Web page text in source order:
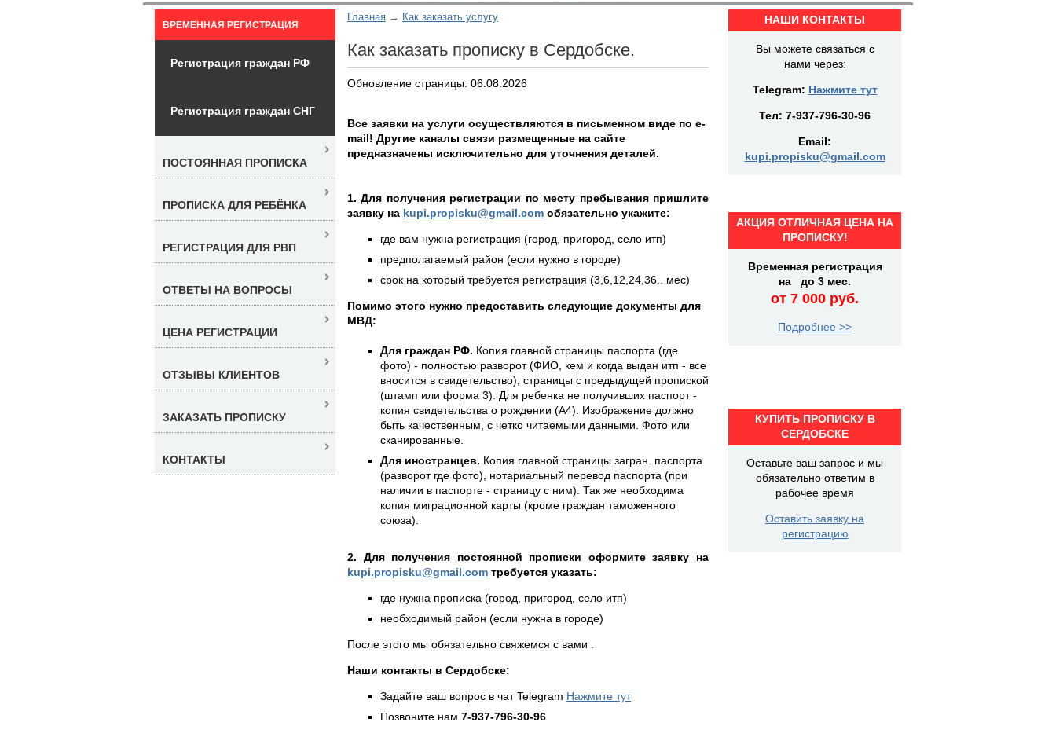
Главная Как заказать услугу
Как заказать прописку в Сердобске.
Обновление страницы: 06.08.2026
Все заявки на услуги осуществляются в письменном виде по e-
mail! Другие каналы связи размещенные на сайте
предназначены исключительно для уточнения деталей.
1. Для получения регистрации по месту пребывания пришлите
заявку на kupi.propisku@gmail.com обязательно укажите:
где вам нужна регистрация (город, пригород, село итп)
предполагаемый район (если нужно в городе)
срок на который требуется регистрация (3,6,12,24,36.. мес)
Помимо этого нужно предоставить следующие документы для
МВД:
Для граждан РФ. Копия главной страницы паспорта (где
фото) - полностью разворот (ФИО, кем и когда выдан итп - все
вносится в свидетельство), страницы с предыдущей пропиской
(штамп или форма 3). Для ребенка не получивших паспорт -
копия свидетельства о рождении (А4). Изображение должно
быть качественным, с четко читаемыми данными. Фото или
сканированные.
Для иностранцев. Копия главной страницы загран. паспорта
(разворот где фото), нотариальный перевод паспорта (при
наличии в паспорте - страницу с ним). Так же необходима
копия миграционной карты (кроме граждан таможенного
союза).
2. Для получения постоянной прописки оформите заявку на
kupi.propisku@gmail.com требуется указать:
где нужна прописка (город, пригород, село итп)
необходимый район (если нужна в городе)
После этого мы обязательно свяжемся с вами .
Наши контакты в Сердобске:
Задайте ваш вопрос в чат Telegram Нажмите тут
Позвоните нам 7-937-796-30-96
ВРЕМЕННАЯ РЕГИСТРАЦИЯ
Регистрация граждан РФ
Регистрация граждан СНГ
ПОСТОЯННАЯ ПРОПИСКА
ПРОПИСКА ДЛЯ РЕБЁНКА
РЕГИСТРАЦИЯ ДЛЯ РВП
ОТВЕТЫ НА ВОПРОСЫ
ЦЕНА РЕГИСТРАЦИИ
ОТЗЫВЫ КЛИЕНТОВ
ЗАКАЗАТЬ ПРОПИСКУ
КОНТАКТЫ
НАШИ КОНТАКТЫ
Вы можете связаться с
нами через:
Telegram: Нажмите тут
Тел: 7-937-796-30-96
Email:
kupi.propisku@gmail.com
АКЦИЯ ОТЛИЧНАЯ ЦЕНА НА
ПРОПИСКУ!
Временная регистрация
на до 3 мес.
от 7 000 руб.
Подробнее >>
КУПИТЬ ПРОПИСКУ В
СЕРДОБСКЕ
Оставьте ваш запрос и мы
обязательно ответим в
рабочее время
Оставить заявку на
регистрацию